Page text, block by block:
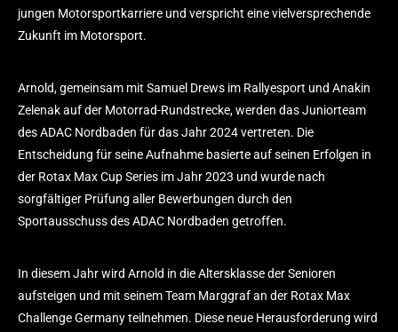
jungen Motorsportkarriere und verspricht eine vielversprechende
Zukunft im Motorsport.
Arnold, gemeinsam mit Samuel Drews im Rallyesport und Anakin
Zelenak auf der Motorrad-Rundstrecke, werden das Juniorteam
des ADAC Nordbaden für das Jahr 2024 vertreten. Die
Entscheidung für seine Aufnahme basierte auf seinen Erfolgen in
der Rotax Max Cup Series im Jahr 2023 und wurde nach
sorgfältiger Prüfung aller Bewerbungen durch den
Sportausschuss des ADAC Nordbaden getroffen.
In diesem Jahr wird Arnold in die Altersklasse der Senioren
aufsteigen und mit seinem Team Marggraf an der Rotax Max
Challenge Germany teilnehmen. Diese neue Herausforderung wird